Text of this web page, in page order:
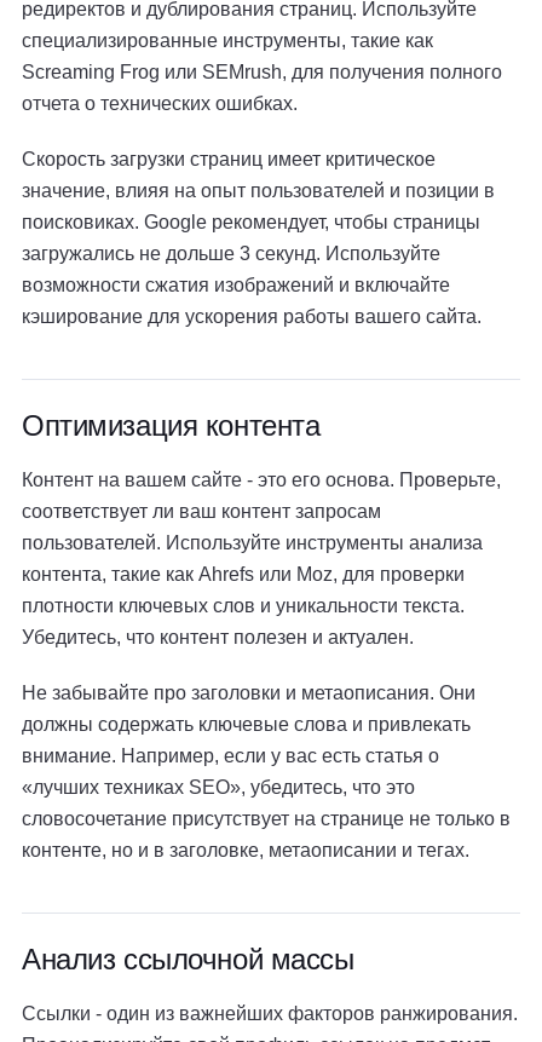
редиректов и дублирования страниц. Используйте
специализированные инструменты, такие как
Screaming Frog или SEMrush, для получения полного
отчета о технических ошибках.
Скорость загрузки страниц имеет критическое
значение, влияя на опыт пользователей и позиции в
поисковиках. Google рекомендует, чтобы страницы
загружались не дольше 3 секунд. Используйте
возможности сжатия изображений и включайте
кэширование для ускорения работы вашего сайта.
Оптимизация контента
Контент на вашем сайте - это его основа. Проверьте,
соответствует ли ваш контент запросам
пользователей. Используйте инструменты анализа
контента, такие как Ahrefs или Moz, для проверки
плотности ключевых слов и уникальности текста.
Убедитесь, что контент полезен и актуален.
Не забывайте про заголовки и метаописания. Они
должны содержать ключевые слова и привлекать
внимание. Например, если у вас есть статья о
«лучших техниках SEO», убедитесь, что это
словосочетание присутствует на странице не только в
контенте, но и в заголовке, метаописании и тегах.
Анализ ссылочной массы
Ссылки - один из важнейших факторов ранжирования.